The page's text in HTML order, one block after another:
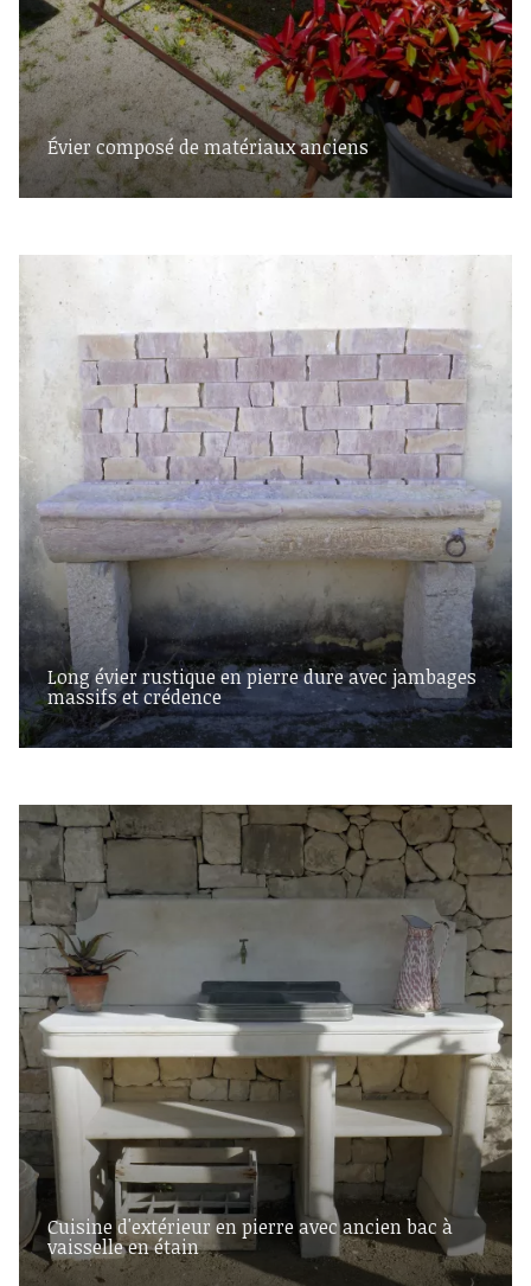
Évier composé de matériaux anciens
Long évier rustique en pierre dure avec jambages
massifs et crédence
Cuisine d'extérieur en pierre avec ancien bac à
vaisselle en étain